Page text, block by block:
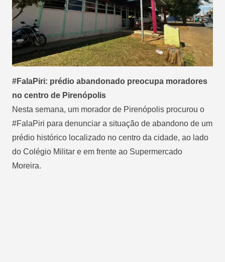
#FalaPiri: prédio abandonado preocupa moradores
no centro de Pirenópolis
Nesta semana, um morador de Pirenópolis procurou o
#FalaPiri para denunciar a situação de abandono de um
prédio histórico localizado no centro da cidade, ao lado
do Colégio Militar e em frente ao Supermercado
Moreira.